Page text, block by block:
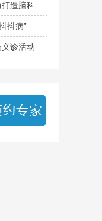
脑科领药
抖病”
诊活动